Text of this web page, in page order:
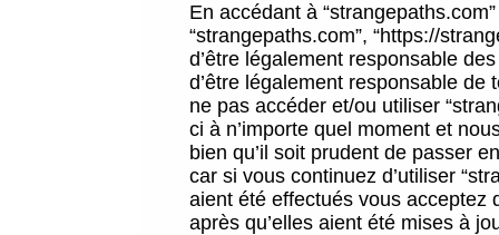
En accédant à
“strangepaths.com”, “https://
d’être légalement responsable
d’être légalement responsable
ne pas accéder et/ou utiliser
ci à n’importe quel moment et
bien qu’il soit prudent de passer
car si vous continuez d’utiliser
aient été effectués vous acceptez
après qu’elles aient été mises à